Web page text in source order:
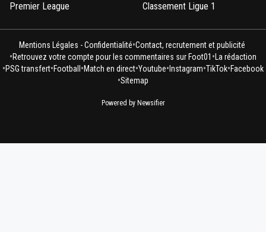
Premier League
Classement Ligue 1
Mentions Légales - Confidentialité•Contact, recrutement et publicité
•Retrouvez votre compte pour les commentaires sur Foot01 •La rédaction
•PSG transfert•Football •Match en direct•Youtube• Instagram•TikTok•Facebook
•Sitemap
Powered by Newsifier